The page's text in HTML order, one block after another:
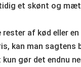
et skønt og
rester af kød eller
kan man sagtens
gør det endnu